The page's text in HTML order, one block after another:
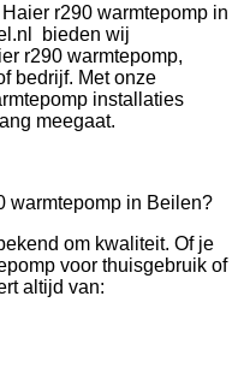
r290 warmtepomp in
bieden wij
r290 warmtepomp,
bedrijf. Met onze
installaties
meegaat.
warmtepomp in Beilen?
om kwaliteit. Of je
voor thuisgebruik of
altijd van: